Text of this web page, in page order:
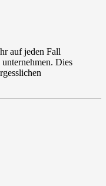
auf jeden Fall
Dies